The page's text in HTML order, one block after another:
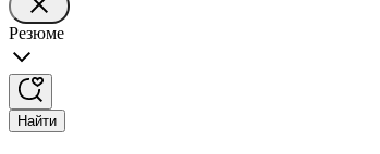
Резюме
Найти